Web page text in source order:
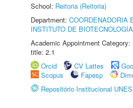
School: Reitoria (Reitoria)
Department: COORDENADORIA
INSTITUTO DE BIOTECNOLOGIA
Academic Appointment
title: 2.1
Orcid
CV Lattes
Scopus
Fapesp
Repositório Institucional